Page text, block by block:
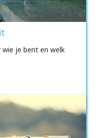
je bent en welk